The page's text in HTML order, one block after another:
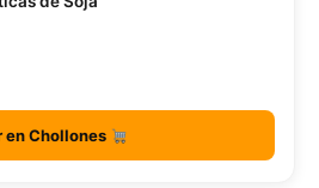
en Chollones